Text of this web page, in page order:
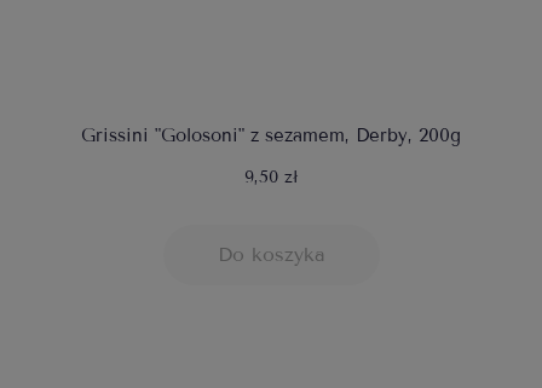
Grissini "Golosoni" z sezamem, Derby, 200g
9,50 zł
Do koszyka